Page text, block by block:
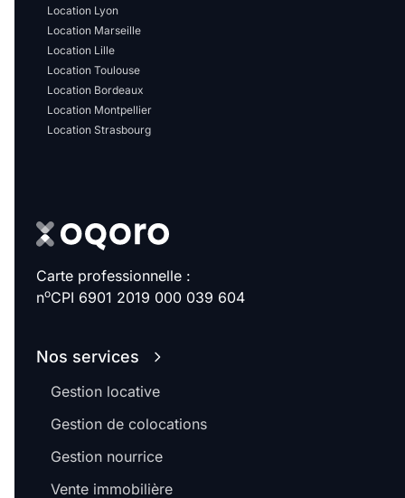
Location Lyon
Location Marseille
Location Lille
Location Toulouse
Location Bordeaux
Location Montpellier
Location Strasbourg
Carte professionnelle :
noCPI 6901 2019 000 039 604
Nos services
Gestion locative
Gestion de colocations
Gestion nourrice
Vente immobilière